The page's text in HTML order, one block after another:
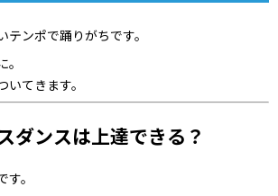
ンポで踊りがちです。
てきます。
ダンスは上達できる？
。